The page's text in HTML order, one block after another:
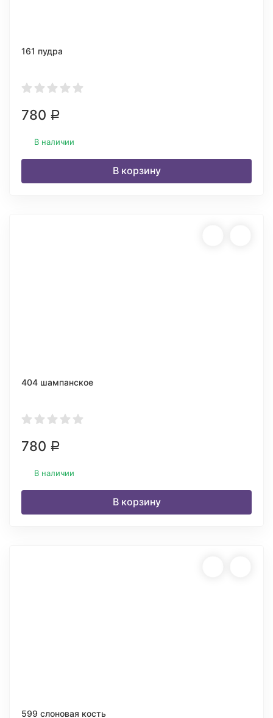
161 пудра
780 Р
В наличии
В корзину
404 шампанское
780 Р
В наличии
В корзину
599 слоновая кость